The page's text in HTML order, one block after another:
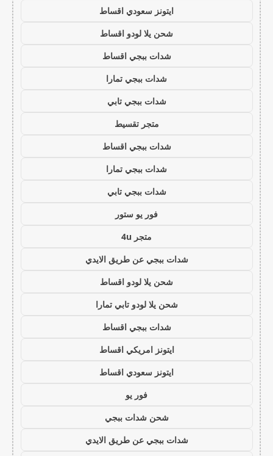
ايتونز سعودي اقساط
شحن يلا لودو اقساط
شدات ببجي اقساط
شدات ببجي تمارا
شدات ببجي تابي
متجر تقسيط
شدات ببجي اقساط
شدات ببجي تمارا
شدات ببجي تابي
فور يو ستور
متجر 4u
شدات ببجي عن طريق الايدي
شحن يلا لودو اقساط
شحن يلا لودو تابي تمارا
شدات ببجي اقساط
ايتونز امريكي اقساط
ايتونز سعودي اقساط
فور يو
شحن شدات ببجي
شدات ببجي عن طريق الايدي